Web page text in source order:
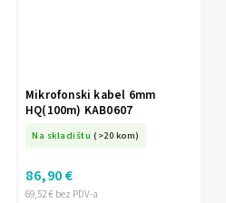
Mikrofonski kabel 6mm
HQ(100m) KAB0607
Na skladištu (>20 kom)
69,52 € bez PDV-a
86,90 €